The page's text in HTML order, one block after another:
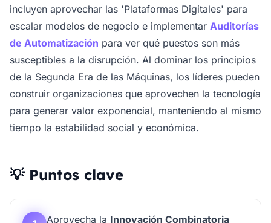
incluyen aprovechar las 'Plataformas Digitales' para
escalar modelos de negocio e implementar Auditorías
de Automatización para ver qué puestos son más
susceptibles a la disrupción. Al dominar los principios
de la Segunda Era de las Máquinas, los líderes pueden
construir organizaciones que aprovechen la tecnología
para generar valor exponencial, manteniendo al mismo
tiempo la estabilidad social y económica.
💡 Puntos clave
Aprovecha la Innovación Combinatoria